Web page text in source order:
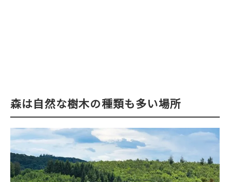
森は自然な樹木の種類も多い場所